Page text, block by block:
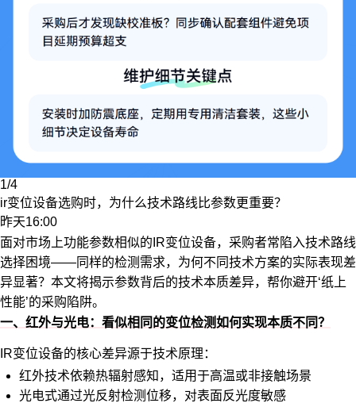
1/4
ir变位设备选购时，为什么技术路线比参数更重要？
昨天16:00
面对市场上功能参数相似的IR变位设备，采购者常陷入技术路线
选择困境——同样的检测需求，为何不同技术方案的实际表现差
异显著？本文将揭示参数背后的技术本质差异，帮你避开‘纸上
性能’的采购陷阱。
一、红外与光电：看似相同的变位检测如何实现本质不同？
IR变位设备的核心差异源于技术原理：
红外技术依赖热辐射感知，适用于高温或非接触场景
光电式通过光反射检测位移，对表面反光度敏感